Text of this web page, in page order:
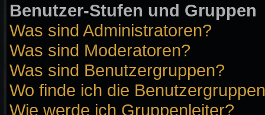
Benutzer-Stufen und Gruppen
Was sind Administratoren?
Was sind Moderatoren?
Was sind Benutzergruppen?
Wo finde ich die
Wie werde ich Gruppenleiter?